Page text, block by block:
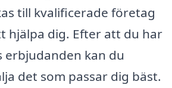
till kvalificerade företag
hjälpa dig. Efter att du har
kan du
det som passar dig bäst.